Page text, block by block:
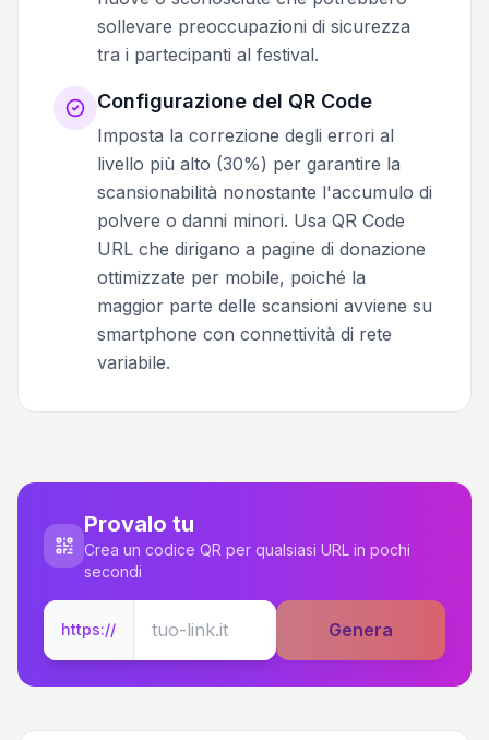
sollevare preoccupazioni di sicurezza
tra i partecipanti al festival.
Configurazione del QR Code
Imposta la correzione degli errori al
livello più alto (30%) per garantire la
scansionabilità nonostante l'accumulo di
polvere o danni minori. Usa QR Code
URL che dirigano a pagine di donazione
ottimizzate per mobile, poiché la
maggior parte delle scansioni avviene su
smartphone con connettività di rete
variabile.
Provalo tu
Crea un codice QR per qualsiasi URL in pochi
secondi
https:// Genera